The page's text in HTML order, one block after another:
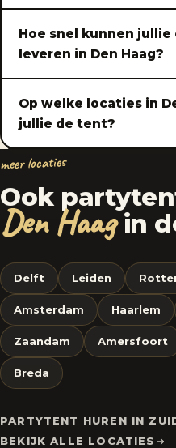
Hoe snel kunnen
leveren in Den Haag?
Op welke locaties in
jullie de tent?
meer locaties
Ook
Den Haagin
Delft Leiden
Amsterdam Haarlem
Zaandam Amersfoort
Breda
PARTYTENT HUREN IN
BEKIJK ALLE LOCATIES